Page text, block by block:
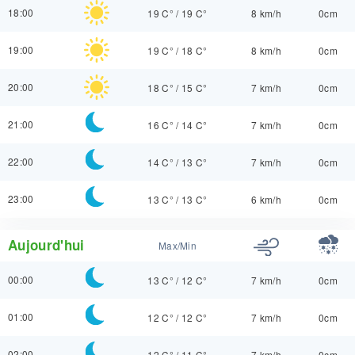
18:00 19 C° / 19 C° 8 km/h 0cm
19:00 19 C° / 18 C° 8 km/h 0cm
20:00 18 C° / 15 C° 7 km/h 0cm
21:00 16 C° / 14 C° 7 km/h 0cm
22:00 14 C° / 13 C° 7 km/h 0cm
23:00 13 C° / 13 C° 6 km/h 0cm
Aujourd'hui Max/Min
00:00 13 C° / 12 C° 7 km/h 0cm
01:00 12 C° / 12 C° 7 km/h 0cm